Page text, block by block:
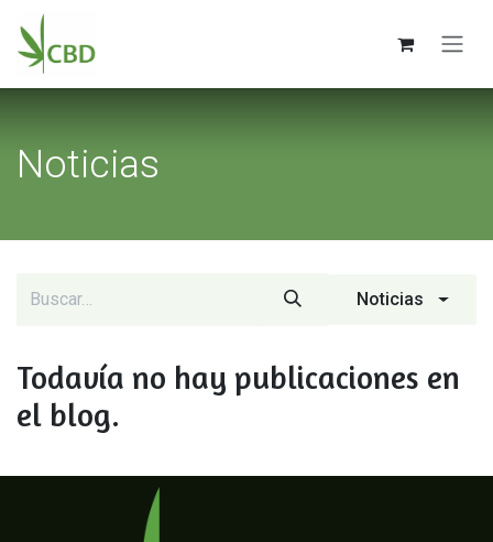
Ir al contenido
Noticias
Noticias
Todavía no hay publicaciones en
el blog.